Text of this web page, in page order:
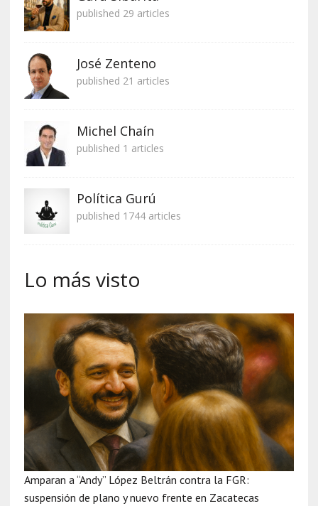
published 29 articles
José Zenteno
published 21 articles
Michel Chaín
published 1 articles
Política Gurú
published 1744 articles
Lo más visto
Amparan a “Andy” López Beltrán contra la FGR:
suspensión de plano y nuevo frente en Zacatecas